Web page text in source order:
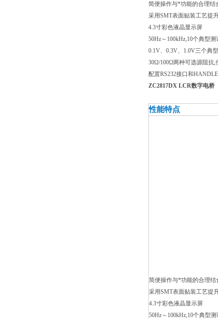
简便操作与*功能的合理结
采用SMT表面贴装工艺提
4.3寸彩色液晶显示屏
50Hz～100kHz,10个典型
0.1V、0.3V、1.0V三个典
30Ω/100Ω两种可选源阻抗
配置RS232接口和
ZC2817DX LCR数字电桥
性能特点
简便操作与*功能的合理结
采用SMT表面贴装工艺提
4.3寸彩色液晶显示屏
50Hz～100kHz,10个典型